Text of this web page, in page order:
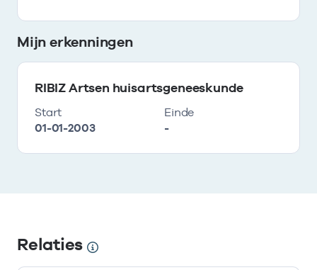
Mijn erkenningen
RIBIZ Artsen huisartsgeneeskunde
Start
01-01-2003
Einde
-
Relaties